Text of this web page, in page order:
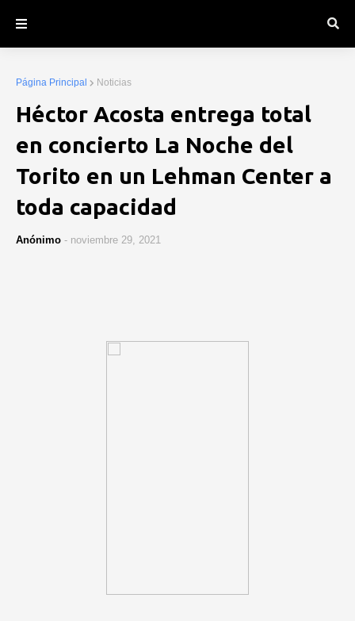
Página Principal Noticias
Héctor Acosta entrega total
en concierto La Noche del
Torito en un Lehman Center a
toda capacidad
Anónimo - noviembre 29, 2021